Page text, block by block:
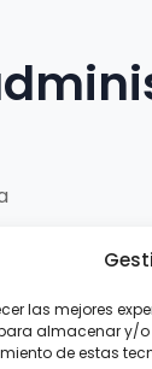
las mejores
almacenar y/
de estas